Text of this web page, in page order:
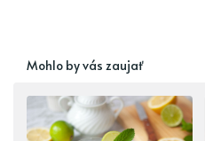
Mohlo by vás zaujať